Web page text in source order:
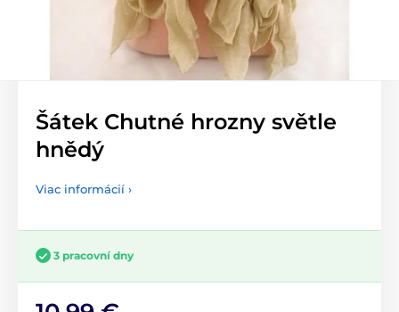
Šátek Chutné hrozny světle
hnědý
Viac informácií ›
3 pracovní dny